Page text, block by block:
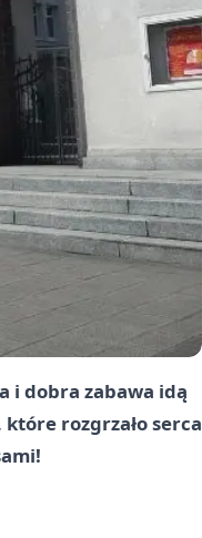
i dobra zabawa idą
rozgrzało serca